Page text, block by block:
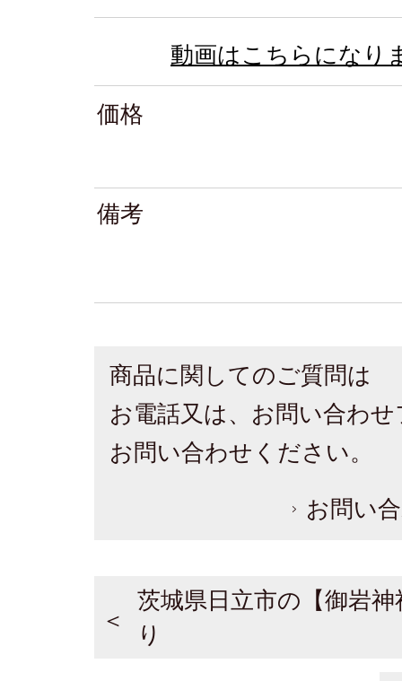
動画はこちらになり
価格
備考
商品に関してのご質問は
お電話又は、お問い合わ
お問い合わせください。
お問い
茨城県日立市の【御岩
り